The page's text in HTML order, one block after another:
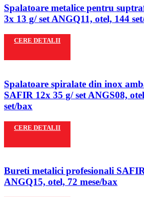
Spalatoare metalice pentru
3x 13 g/ set ANGQ11, otel, 144
CERE DETALII
Spalatoare spiralate din inox
SAFIR 12x 35 g/ set ANGS08,
set/bax
CERE DETALII
Bureti metalici profesionali
ANGQ15, otel, 72 mese/bax